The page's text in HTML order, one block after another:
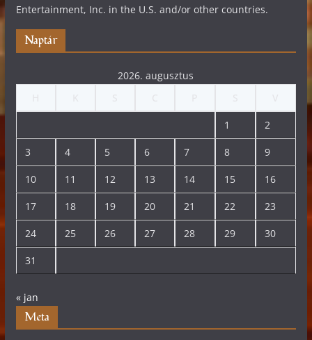
Entertainment, Inc. in the U.S. and/or other countries.
Naptár
2026. augusztus
1 2
3 4 5 6 7 8 9
10 11 12 13 14 15 16
17 18 19 20 21 22 23
24 25 26 27 28 29 30
31
« jan
Meta